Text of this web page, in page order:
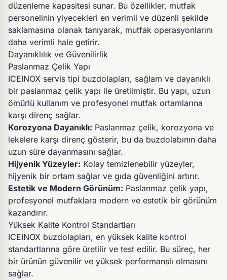
düzenleme kapasitesi sunar. Bu özellikler, mutfak
personelinin yiyecekleri en verimli ve düzenli şekilde
saklamasına olanak tanıyarak, mutfak operasyonlarını
daha verimli hale getirir.
Dayanıklılık ve Güvenilirlik
Paslanmaz Çelik Yapı
ICEINOX servis tipi buzdolapları, sağlam ve dayanıklı
bir paslanmaz çelik yapı ile üretilmiştir. Bu yapı, uzun
ömürlü kullanım ve profesyonel mutfak ortamlarına
karşı direnç sağlar.
Korozyona Dayanıklı: Paslanmaz çelik, korozyona ve
lekelere karşı direnç gösterir, bu da buzdolabının daha
uzun süre dayanmasını sağlar.
Hijyenik Yüzeyler: Kolay temizlenebilir yüzeyler,
hijyenik bir ortam sağlar ve gıda güvenliğini artırır.
Estetik ve Modern Görünüm: Paslanmaz çelik yapı,
profesyonel mutfaklara modern ve estetik bir görünüm
kazandırır.
Yüksek Kalite Kontrol Standartları
ICEINOX buzdolapları, en yüksek kalite kontrol
standartlarına göre üretilir ve test edilir. Bu süreç, her
bir ürünün güvenilir ve yüksek performanslı olmasını
sağlar.